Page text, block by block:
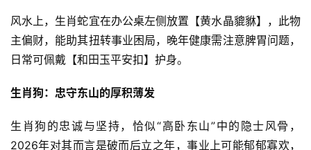
风水上，生肖蛇宜在办公桌左侧放置【黄水晶貔貅】，此物
主偏财，能助其扭转事业困局，晚年健康需注意脾胃问题，
日常可佩戴【和田玉平安扣】护身。
生肖狗：忠守东山的厚积薄发
生肖狗的忠诚与坚持，恰似“高卧东山”中的隐士风骨，
2026年对其而言是破而后立之年，事业上可能郁郁寡欢，